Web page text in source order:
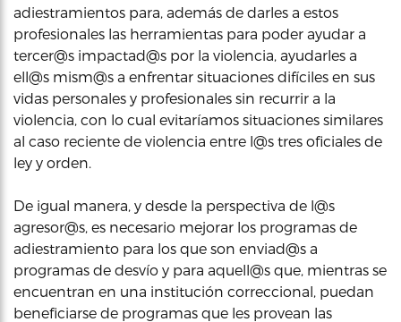
adiestramientos para, además de darles a estos
profesionales las herramientas para poder ayudar a
tercer@s impactad@s por la violencia, ayudarles a
ell@s mism@s a enfrentar situaciones difíciles en sus
vidas personales y profesionales sin recurrir a la
violencia, con lo cual evitaríamos situaciones similares
al caso reciente de violencia entre l@s tres oficiales de
ley y orden.
De igual manera, y desde la perspectiva de l@s
agresor@s, es necesario mejorar los programas de
adiestramiento para los que son enviad@s a
programas de desvío y para aquell@s que, mientras se
encuentran en una institución correccional, puedan
beneficiarse de programas que les provean las